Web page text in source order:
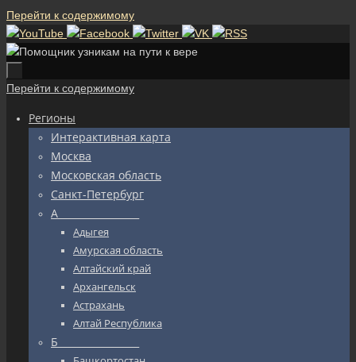
Перейти к содержимому
Перейти к содержимому
Регионы
Интерактивная карта
Москва
Московская область
Санкт-Петербург
А_________________
Адыгея
Амурская область
Алтайский край
Архангельск
Астрахань
Алтай Республика
Б_________________